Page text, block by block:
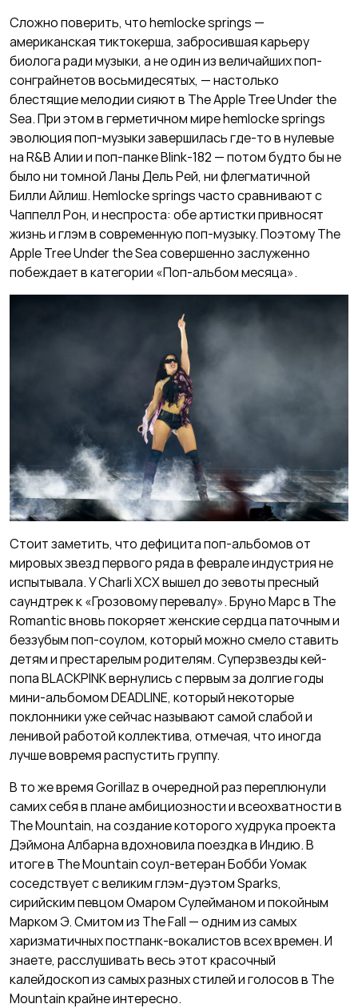
Сложно поверить, что hemlocke springs —
американская тиктокерша, забросившая карьеру
биолога ради музыки, а не один из величайших поп-
сонграйнетов восьмидесятых, — настолько
блестящие мелодии сияют в The Apple Tree Under the
Sea. При этом в герметичном мире hemlocke springs
эволюция поп-музыки завершилась где-то в нулевые
на R&B Алии и поп-панке Blink-182 — потом будто бы не
было ни томной Ланы Дель Рей, ни флегматичной
Билли Айлиш. Hemlocke springs часто сравнивают с
Чаппелл Рон, и неспроста: обе артистки привносят
жизнь и глэм в современную поп-музыку. Поэтому The
Apple Tree Under the Sea совершенно заслуженно
побеждает в категории «Поп-альбом месяца».
Стоит заметить, что дефицита поп-альбомов от
мировых звезд первого ряда в феврале индустрия не
испытывала. У Charli XCX вышел до зевоты пресный
саундтрек к «Грозовому перевалу». Бруно Марс в The
Romantic вновь покоряет женские сердца паточным и
беззубым поп-соулом, который можно смело ставить
детям и престарелым родителям. Суперзвезды кей-
попа BLACKPINK вернулись с первым за долгие годы
мини-альбомом DEADLINE, который некоторые
поклонники уже сейчас называют самой слабой и
ленивой работой коллектива, отмечая, что иногда
лучше вовремя распустить группу.
В то же время Gorillaz в очередной раз переплюнули
самих себя в плане амбициозности и всеохватности в
The Mountain, на создание которого худрука проекта
Дэймона Албарна вдохновила поездка в Индию. В
итоге в The Mountain соул-ветеран Бобби Уомак
соседствует с великим глэм-дуэтом Sparks,
сирийским певцом Омаром Сулейманом и покойным
Марком Э. Смитом из The Fall — одним из самых
харизматичных постпанк-вокалистов всех времен. И
знаете, расслушивать весь этот красочный
калейдоскоп из самых разных стилей и голосов в The
Mountain крайне интересно.